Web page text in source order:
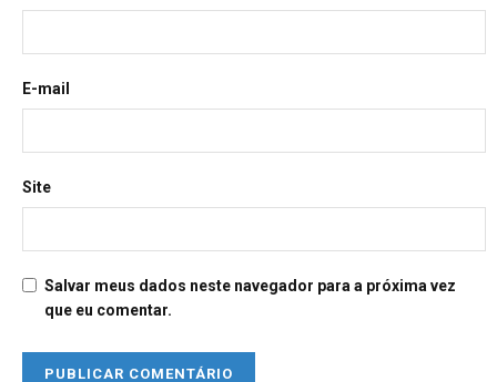
E-mail
Site
Salvar meus dados neste navegador para a próxima vez
que eu comentar.